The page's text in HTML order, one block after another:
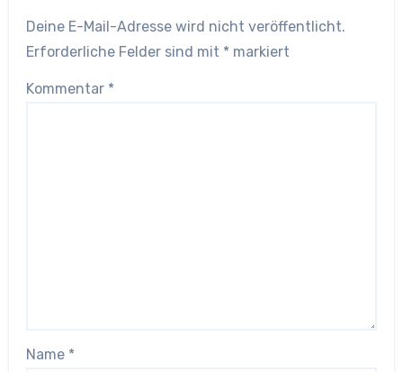
Deine E-Mail-Adresse wird nicht veröffentlicht.
Erforderliche Felder sind mit * markiert
Kommentar *
Name *